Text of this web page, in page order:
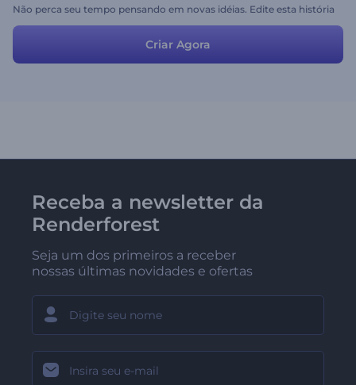
Não perca seu tempo pensando em novas idéias. Edite esta história
pronta, aproveite o processo e obtenha seu vídeo em minutos!
Criar Agora
Receba a newsletter da
Renderforest
Seja um dos primeiros a receber
nossas últimas novidades e ofertas